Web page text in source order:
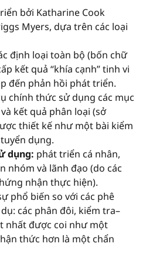
bởi Katharine Cook
Myers, dựa trên các loại
định loại toàn bộ (bốn chữ
kết quả “khía cạnh” tinh vi
đến phản hồi phát triển.
chính thức sử dụng các mục
kết quả phân loại (sở
thiết kế như một bài kiểm
dụng.
dụng: phát triển cá nhân,
nhóm và lãnh đạo (do các
nhận thực hiện).
phổ biến so với các phê
các phân đôi, kiểm tra–
nhất được coi như một
thức hơn là một chẩn